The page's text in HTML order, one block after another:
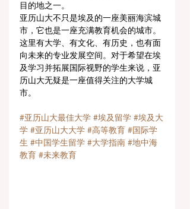
目的地之一。
亚历山大不只是埃及的一座美丽海滨城
市，它也是一座充满教育机会的城市。
这里有大学、有文化、有历史，也有面
向未来的专业发展空间。对于希望在埃
及学习并拓展国际视野的学生来说，亚
历山大无疑是一座值得关注的大学城
市。
#亚历山大最佳大学 #埃及留学 #埃及大
学 #亚历山大大学 #高等教育 #国际学
生 #中国学生留学 #大学指南 #地中海
教育 #未来教育